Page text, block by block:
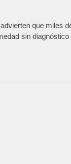
que miles
sin diagnóstico